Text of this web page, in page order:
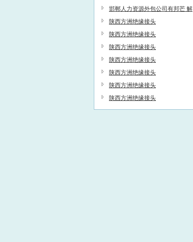
棉签清洁擦拭棒
邯郸人力资源外包公司有邦芒 解
决人力资源管理中的复杂问题
陕西方洲绝缘接头
陕西方洲绝缘接头
陕西方洲绝缘接头
陕西方洲绝缘接头
陕西方洲绝缘接头
陕西方洲绝缘接头
陕西方洲绝缘接头